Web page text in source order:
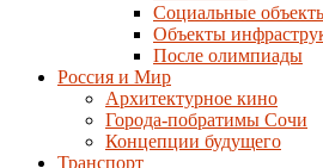
Социальные
Объекты
После олимпиады
Россия и Мир
Архитектурное кино
Города-побратимы Сочи
Концепции будущего
Транспорт